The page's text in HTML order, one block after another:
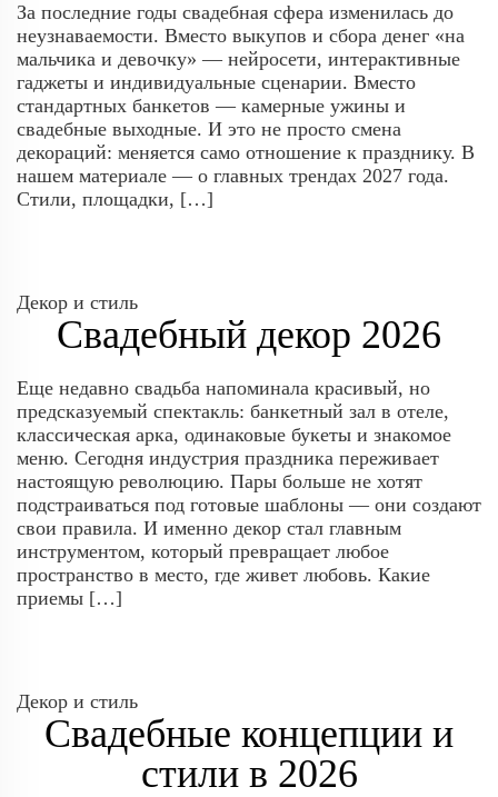
За последние годы свадебная сфера изменилась до
неузнаваемости. Вместо выкупов и сбора денег «на
мальчика и девочку» — нейросети, интерактивные
гаджеты и индивидуальные сценарии. Вместо
стандартных банкетов — камерные ужины и
свадебные выходные. И это не просто смена
декораций: меняется само отношение к празднику. В
нашем материале — о главных трендах 2027 года.
Стили, площадки, […]
Декор и стиль
Свадебный декор 2026
Еще недавно свадьба напоминала красивый, но
предсказуемый спектакль: банкетный зал в отеле,
классическая арка, одинаковые букеты и знакомое
меню. Сегодня индустрия праздника переживает
настоящую революцию. Пары больше не хотят
подстраиваться под готовые шаблоны — они создают
свои правила. И именно декор стал главным
инструментом, который превращает любое
пространство в место, где живет любовь. Какие
приемы […]
Декор и стиль
Свадебные концепции и
стили в 2026